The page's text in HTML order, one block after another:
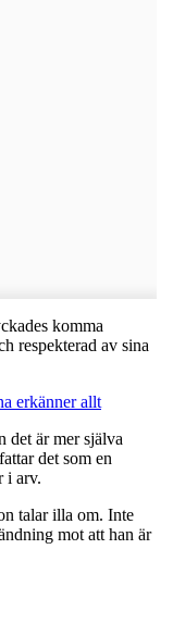
komma
respekterad av sina
erkänner allt
det är mer själva
det som en
i arv.
talar illa om. Inte
mot att han är